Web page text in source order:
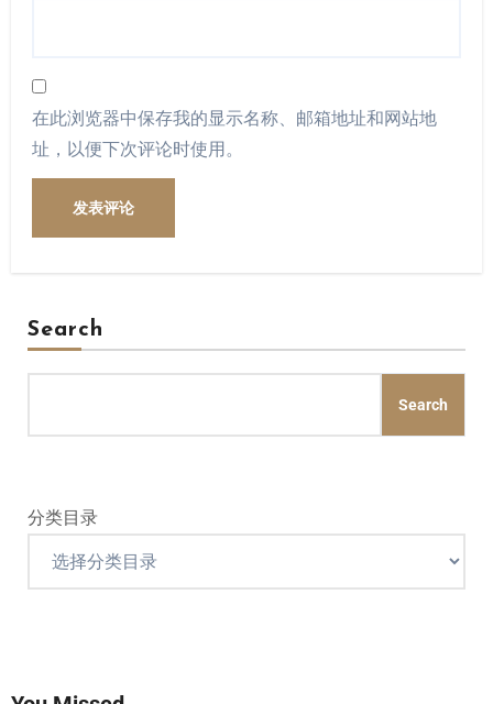
在此浏览器中保存我的显示名称、邮箱地址和网站地
址，以便下次评论时使用。
Search
Search
分类目录